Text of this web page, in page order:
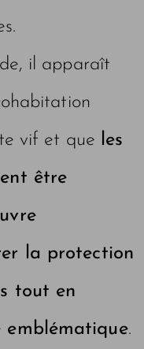
il apparaît
vif et que les
être
la protection
tout en
emblématique.